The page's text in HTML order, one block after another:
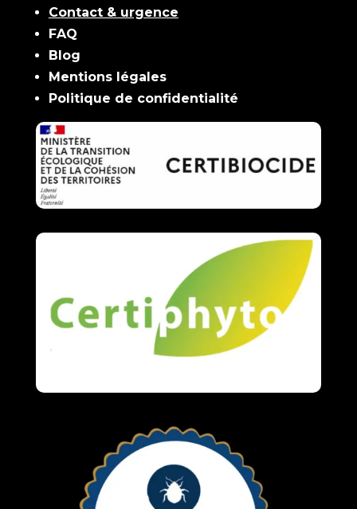
Contact & urgence
FAQ
Blog
Mentions légales
Politique de confidentialité